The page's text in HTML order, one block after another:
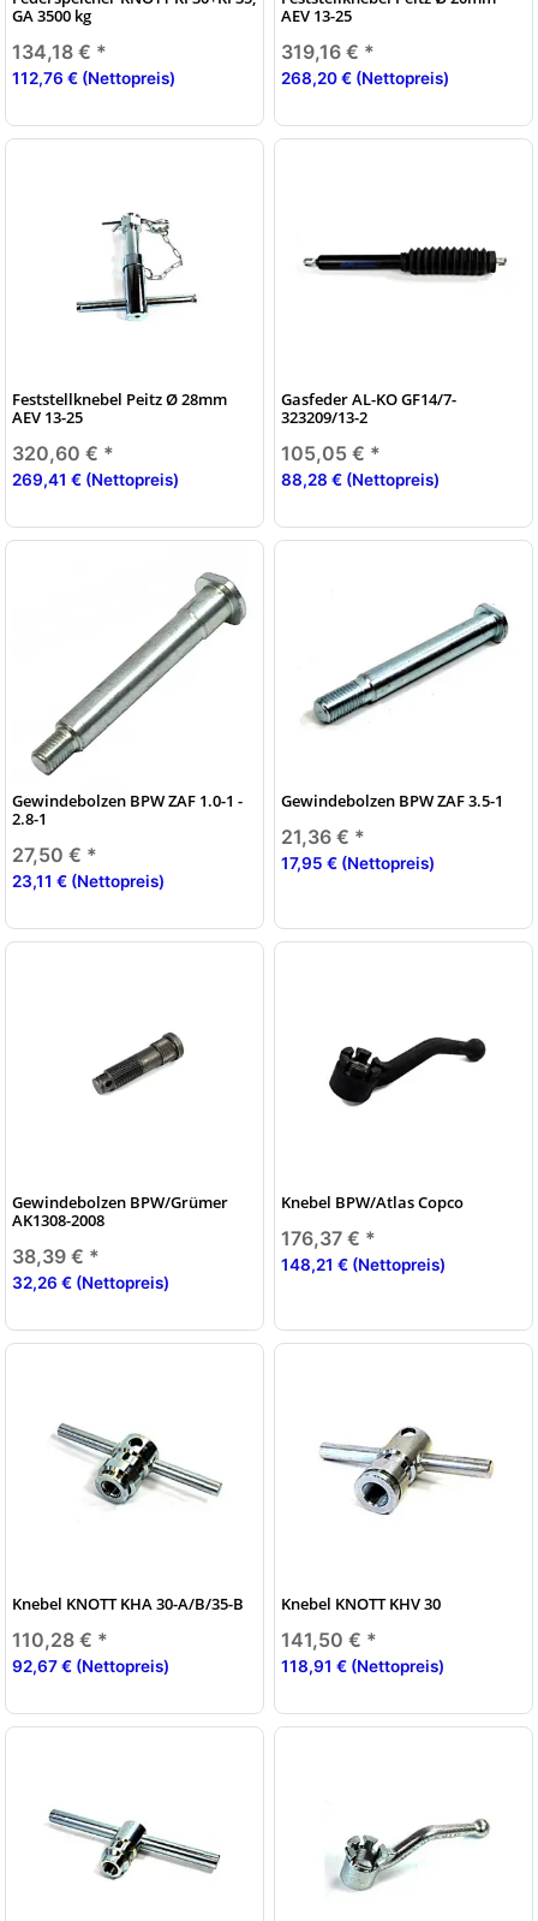
GA 3500 kg
134,18 € *
112,76 € (Nettopreis)
AEV 13-25
319,16 € *
268,20 € (Nettopreis)
Feststellknebel Peitz Ø 28mm
AEV 13-25
320,60 € *
269,41 € (Nettopreis)
Gasfeder AL-KO GF14/7-
323209/13-2
105,05 € *
88,28 € (Nettopreis)
Gewindebolzen BPW ZAF 1.0-1 -
2.8-1
27,50 € *
23,11 € (Nettopreis)
Gewindebolzen BPW ZAF 3.5-1
21,36 € *
17,95 € (Nettopreis)
Gewindebolzen BPW/Grümer
AK1308-2008
38,39 € *
32,26 € (Nettopreis)
Knebel BPW/Atlas Copco
176,37 € *
148,21 € (Nettopreis)
Knebel KNOTT KHA 30-A/B/35-B
110,28 € *
92,67 € (Nettopreis)
Knebel KNOTT KHV 30
141,50 € *
118,91 € (Nettopreis)